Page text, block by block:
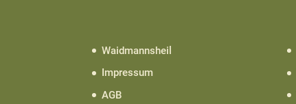
Waidmannsheil
Impressum
AGB